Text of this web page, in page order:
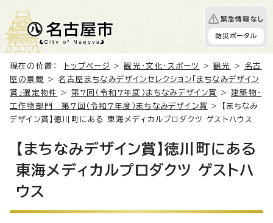
緊急情報なし
防災ポータル
現在の位置： トップページ >観光・文化・スポーツ >観光 > 名古
屋の景観
> 名古屋まちなみデザインセレクション「まちなみデザイン
賞」選定物件
> 第7回（令和7年度）まちなみデザイン賞 >建築物・
工作物部門 第7回（令和7年度）まちなみデザイン賞
> 【まちなみ
デザイン賞】徳川町にある 東海メディカルプロダクツ ゲストハウス
【まちなみデザイン賞】徳川町にある
東海メディカルプロダクツ ゲストハ
ウス